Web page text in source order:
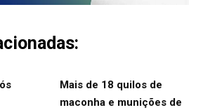
Mais de 18 quilos de
maconha e munições de